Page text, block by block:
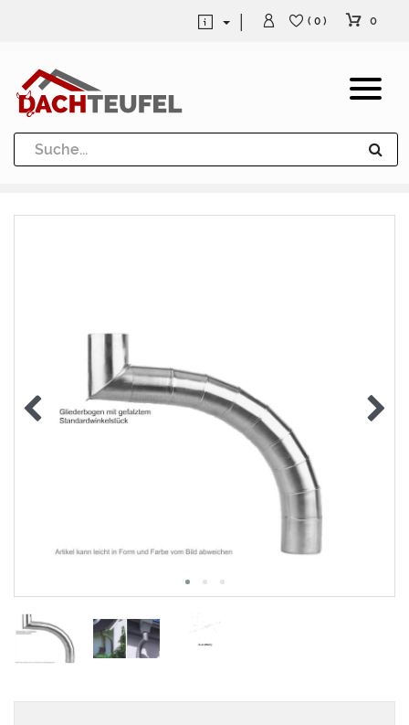
Dachrinne und Fallrohre
Werkzeuge und Löttechnik
( 0 ) 0